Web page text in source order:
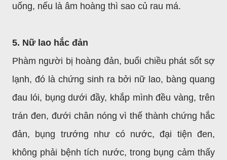
uống, nếu là âm hoàng thì sao củ rau má.
5. Nữ lao hắc đản
Phàm người bị hoàng đản, buổi chiều phát sốt sợ
lạnh, đó là chứng sinh ra bởi nữ lao, bàng quang
đau lói, bụng dưới đầy, khắp mình đều vàng, trên
trán đen, đưới chân nóng vì thế thành chứng hắc
đản, bụng trướng như có nước, đại tiện đen,
không phải bệnh tích nước, trong bụng cảm thấy